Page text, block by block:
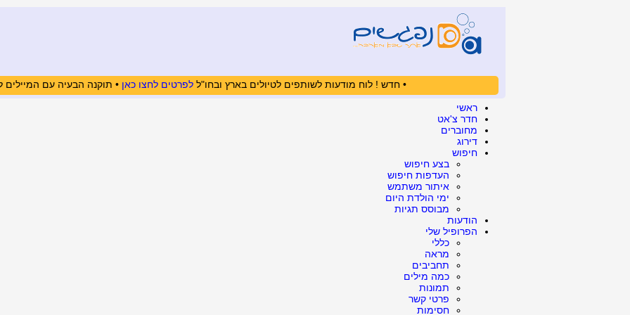
• חדש ! לוח מודעות לשותפים לטיולים בארץ ובחו"ללפרטים לחצו כאן • תוקנה הבעיה עם
ראשי
חדר צ'אט
מחוברים
דירוג
חיפוש
בצע חיפוש
העדפות חיפוש
איתור משתמש
ימי הולדת היום
מבוסס תגיות
הודעות
הפרופיל שלי
כללי
מראה
תחביבים
כמה מילים
תמונות
פרטי קשר
חסימות